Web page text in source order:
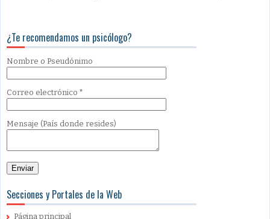
¿Te recomendamos un psicólogo?
Nombre o Pseudónimo
Correo electrónico *
Mensaje (País donde resides)
Secciones y Portales de la Web
Página principal